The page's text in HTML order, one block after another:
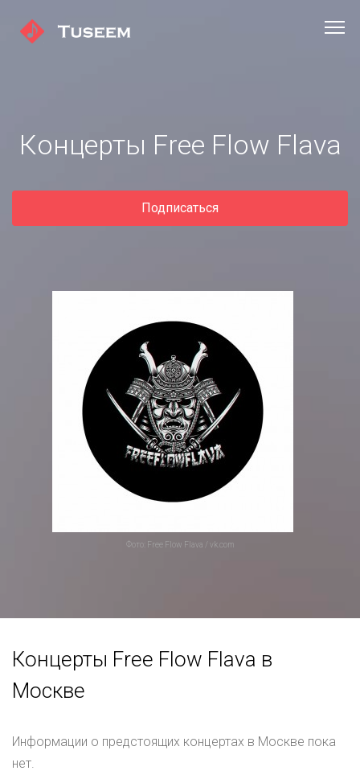
Концерты Free Flow Flava
Подписаться
Фото: Free Flow Flava / vk.com
Концерты Free Flow Flava в
Москве
Информации о предстоящих концертах в Москве пока
нет.